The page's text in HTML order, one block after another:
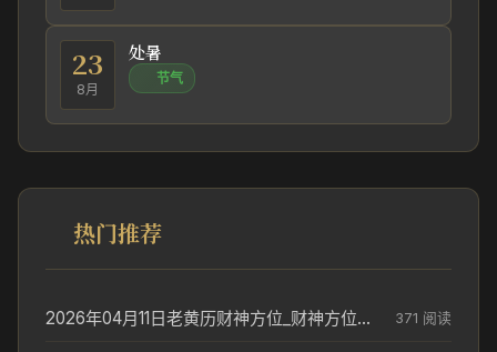
23
8月
处暑
节气
热门推荐
2026年04月11日老黄历财神方位_财神方位与供奉讲究 371 阅读